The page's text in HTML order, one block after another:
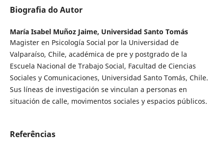
Biografia do Autor
María Isabel Muñoz Jaime, Universidad Santo Tomás
Magister en Psicología Social por la Universidad de
Valparaíso, Chile, académica de pre y postgrado de la
Escuela Nacional de Trabajo Social, Facultad de Ciencias
Sociales y Comunicaciones, Universidad Santo Tomás, Chile.
Sus líneas de investigación se vinculan a personas en
situación de calle, movimentos sociales y espacios públicos.
Referências